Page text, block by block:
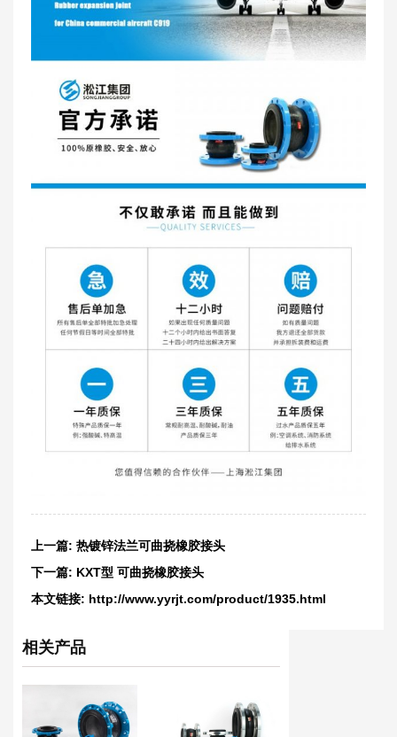
上一篇: 热镀锌法兰可曲挠橡胶接头
下一篇: KXT型 可曲挠橡胶接头
本文链接: http://www.yyrjt.com/product/1935.html
相关产品